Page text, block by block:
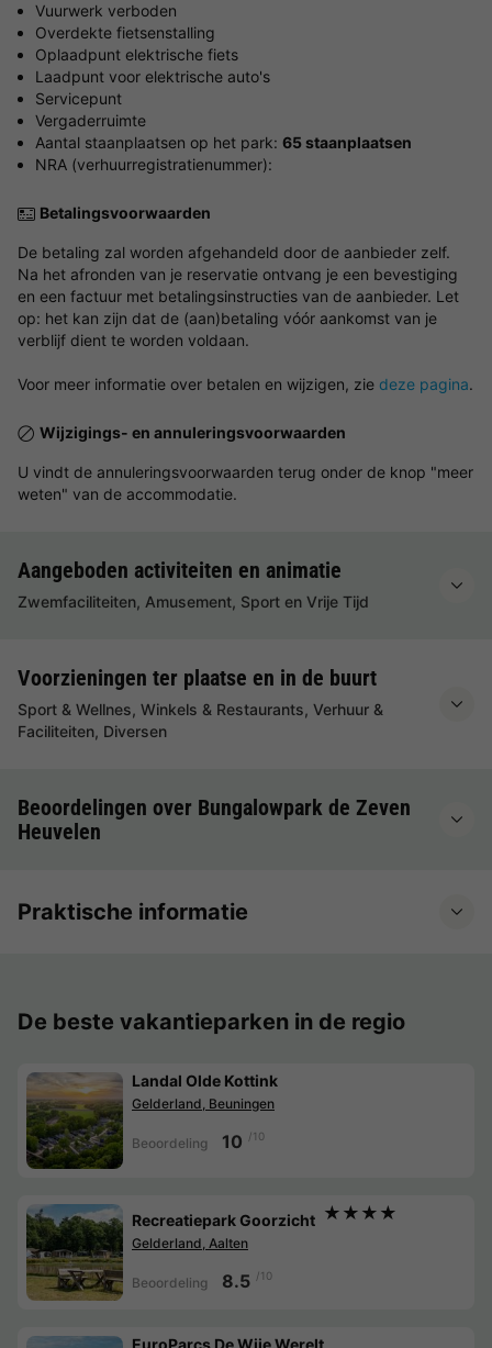
Vuurwerk verboden
Overdekte fietsenstalling
Oplaadpunt elektrische fiets
Laadpunt voor elektrische auto's
Servicepunt
Vergaderruimte
Aantal staanplaatsen op het park: 65 staanplaatsen
NRA (verhuurregistratienummer):
Betalingsvoorwaarden
De betaling zal worden afgehandeld door de aanbieder zelf.
Na het afronden van je reservatie ontvang je een bevestiging
en een factuur met betalingsinstructies van de aanbieder. Let
op: het kan zijn dat de (aan)betaling vóór aankomst van je
verblijf dient te worden voldaan.
Voor meer informatie over betalen en wijzigen, zie deze pagina.
Wijzigings- en annuleringsvoorwaarden
U vindt de annuleringsvoorwaarden terug onder de knop "meer
weten" van de accommodatie.
Aangeboden activiteiten en animatie
Zwemfaciliteiten, Amusement, Sport en Vrije Tijd
Voorzieningen ter plaatse en in de buurt
Sport & Wellnes, Winkels & Restaurants, Verhuur &
Faciliteiten, Diversen
Beoordelingen over Bungalowpark de Zeven
Heuvelen
Praktische informatie
De beste vakantieparken in de regio
Landal Olde Kottink
Gelderland, Beuningen
Beoordeling 10 /10
Recreatiepark Goorzicht ★★★★
Gelderland, Aalten
Beoordeling 8.5 /10